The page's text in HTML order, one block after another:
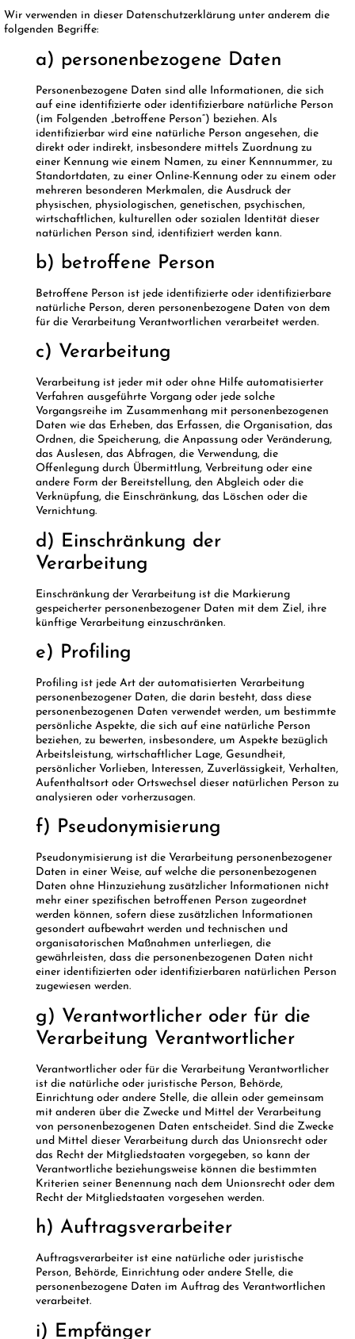
Wir verwenden in dieser Datenschutzerklärung unter anderem die
folgenden Begriffe:
a) personenbezogene Daten
Personenbezogene Daten sind alle Informationen, die sich
auf eine identifizierte oder identifizierbare natürliche Person
(im Folgenden „betroffene Person“) beziehen. Als
identifizierbar wird eine natürliche Person angesehen, die
direkt oder indirekt, insbesondere mittels Zuordnung zu
einer Kennung wie einem Namen, zu einer Kennnummer, zu
Standortdaten, zu einer Online-Kennung oder zu einem oder
mehreren besonderen Merkmalen, die Ausdruck der
physischen, physiologischen, genetischen, psychischen,
wirtschaftlichen, kulturellen oder sozialen Identität dieser
natürlichen Person sind, identifiziert werden kann.
b) betroffene Person
Betroffene Person ist jede identifizierte oder identifizierbare
natürliche Person, deren personenbezogene Daten von dem
für die Verarbeitung Verantwortlichen verarbeitet werden.
c) Verarbeitung
Verarbeitung ist jeder mit oder ohne Hilfe automatisierter
Verfahren ausgeführte Vorgang oder jede solche
Vorgangsreihe im Zusammenhang mit personenbezogenen
Daten wie das Erheben, das Erfassen, die Organisation, das
Ordnen, die Speicherung, die Anpassung oder Veränderung,
das Auslesen, das Abfragen, die Verwendung, die
Offenlegung durch Übermittlung, Verbreitung oder eine
andere Form der Bereitstellung, den Abgleich oder die
Verknüpfung, die Einschränkung, das Löschen oder die
Vernichtung.
d) Einschränkung der
Verarbeitung
Einschränkung der Verarbeitung ist die Markierung
gespeicherter personenbezogener Daten mit dem Ziel, ihre
künftige Verarbeitung einzuschränken.
e) Profiling
Profiling ist jede Art der automatisierten Verarbeitung
personenbezogener Daten, die darin besteht, dass diese
personenbezogenen Daten verwendet werden, um bestimmte
persönliche Aspekte, die sich auf eine natürliche Person
beziehen, zu bewerten, insbesondere, um Aspekte bezüglich
Arbeitsleistung, wirtschaftlicher Lage, Gesundheit,
persönlicher Vorlieben, Interessen, Zuverlässigkeit, Verhalten,
Aufenthaltsort oder Ortswechsel dieser natürlichen Person zu
analysieren oder vorherzusagen.
f) Pseudonymisierung
Pseudonymisierung ist die Verarbeitung personenbezogener
Daten in einer Weise, auf welche die personenbezogenen
Daten ohne Hinzuziehung zusätzlicher Informationen nicht
mehr einer spezifischen betroffenen Person zugeordnet
werden können, sofern diese zusätzlichen Informationen
gesondert aufbewahrt werden und technischen und
organisatorischen Maßnahmen unterliegen, die
gewährleisten, dass die personenbezogenen Daten nicht
einer identifizierten oder identifizierbaren natürlichen Person
zugewiesen werden.
g) Verantwortlicher oder für die
Verarbeitung Verantwortlicher
Verantwortlicher oder für die Verarbeitung Verantwortlicher
ist die natürliche oder juristische Person, Behörde,
Einrichtung oder andere Stelle, die allein oder gemeinsam
mit anderen über die Zwecke und Mittel der Verarbeitung
von personenbezogenen Daten entscheidet. Sind die Zwecke
und Mittel dieser Verarbeitung durch das Unionsrecht oder
das Recht der Mitgliedstaaten vorgegeben, so kann der
Verantwortliche beziehungsweise können die bestimmten
Kriterien seiner Benennung nach dem Unionsrecht oder dem
Recht der Mitgliedstaaten vorgesehen werden.
h) Auftragsverarbeiter
Auftragsverarbeiter ist eine natürliche oder juristische
Person, Behörde, Einrichtung oder andere Stelle, die
personenbezogene Daten im Auftrag des Verantwortlichen
verarbeitet.
i) Empfänger